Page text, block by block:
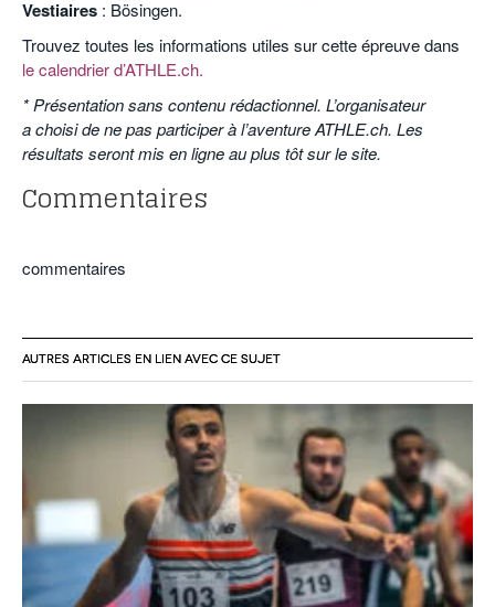
Vestiaires : Bösingen.
Trouvez toutes les informations utiles sur cette épreuve dans
le calendrier d’ATHLE.ch.
* Présentation sans contenu rédactionnel. L’organisateur
a choisi de ne pas participer à l’aventure ATHLE.ch. Les
résultats seront mis en ligne au plus tôt sur le site.
Commentaires
commentaires
AUTRES ARTICLES EN LIEN AVEC CE SUJET